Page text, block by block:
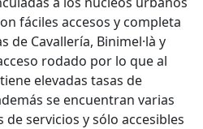
fáciles accesos y completa
de Cavallería, Binimel·là y
rodado por lo que al
elevadas tasas de
se encuentran varias
servicios y sólo accesibles